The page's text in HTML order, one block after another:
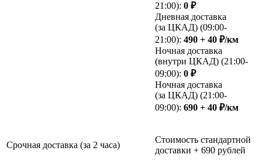
21:00): 0 ₽
Дневная доставка
(за ЦКАД) (09:00-
21:00): 490 + 40 ₽/км
Ночная доставка
(внутри ЦКАД) (21:00-
09:00): 0 ₽
Ночная доставка
(за ЦКАД) (21:00-
09:00): 690 + 40 ₽/км
Срочная доставка (за 2 часа)
Стоимость стандартной
доставки + 690 рублей